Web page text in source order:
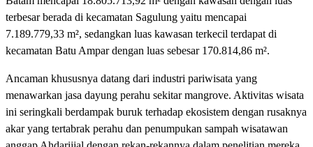
terbesar berada di kecamatan Sagulung yaitu mencapai
7.189.779,33 m², sedangkan luas kawasan terkecil terdapat di
kecamatan Batu Ampar dengan luas sebesar 170.814,86 m².
Ancaman khususnya datang dari industri pariwisata yang
menawarkan jasa dayung perahu sekitar mangrove. Aktivitas wisata
ini seringkali berdampak buruk terhadap ekosistem dengan rusaknya
akar yang tertabrak perahu dan penumpukan sampah wisatawan